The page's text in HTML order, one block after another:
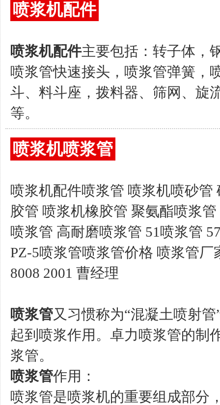
喷浆机配件
喷浆机配件主要包括：转子体，
喷浆管快速接头，喷浆管弹簧，
斗、料斗座，拨料器、筛网、旋
等。
喷浆机喷浆管
喷浆机配件喷浆管 喷浆机喷砂管
胶管 喷浆机橡胶管 聚氨酯喷浆
喷浆管 高耐磨喷浆管 51喷浆管
PZ-5喷浆管喷浆管价格 喷浆管厂
8008 2001 曹经理
喷浆管又习惯称为“混凝土喷射
起到喷浆作用。卓力喷浆管的制
浆管。
喷浆管作用：
喷浆管是喷浆机的重要组成部分